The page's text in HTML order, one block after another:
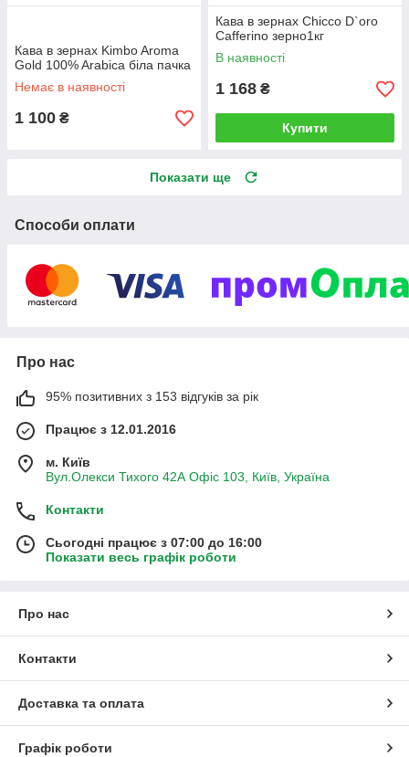
Кава в зернах Kimbo Aroma
Gold 100% Arabica біла пачка
Немає в наявності
1 100 ₴
Кава в зернах Chicco D`oro
Cafferino зерно1кг
В наявності
1 168 ₴
Купити
Показати ще
Способи оплати
Про нас
95% позитивних з 153 відгуків за рік
Працює з 12.01.2016
м. Київ
Вул.Олекси Тихого 42А Офіс 103, Київ, Україна
Контакти
Сьогодні працює з 07:00 до 16:00
Показати весь графік роботи
Про нас
Контакти
Доставка та оплата
Графік роботи